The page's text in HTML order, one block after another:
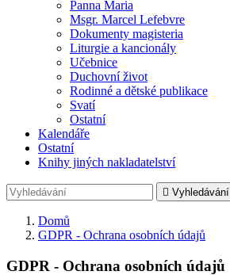
Panna Maria
Msgr. Marcel Lefebvre
Dokumenty magisteria
Liturgie a kancionály
Učebnice
Duchovní život
Rodinné a dětské publikace
Svatí
Ostatní
Kalendáře
Ostatní
Knihy jiných nakladatelství
 Vyhledávání
Domů
GDPR - Ochrana osobních údajů
GDPR - Ochrana osobních údajů